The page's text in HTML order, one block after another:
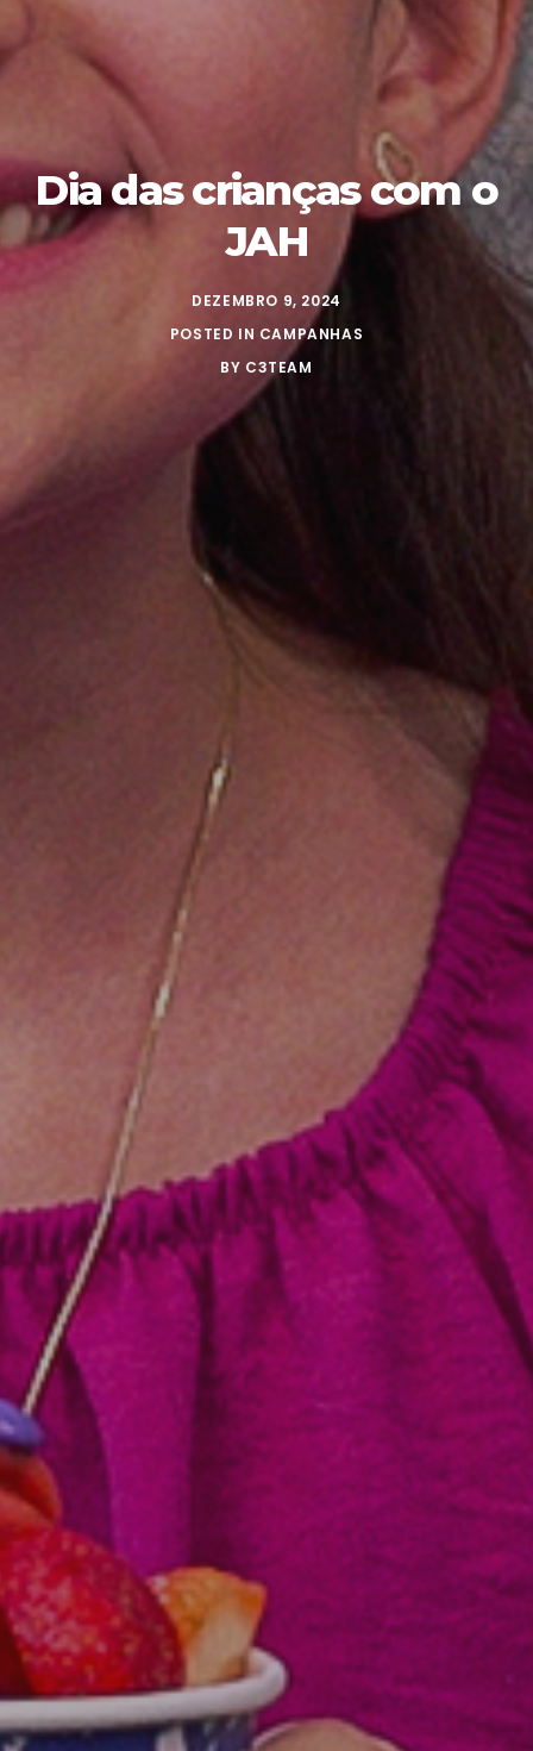
Dia das crianças com o
JAH
DEZEMBRO 9, 2024
POSTED IN CAMPANHAS
BY C3TEAM